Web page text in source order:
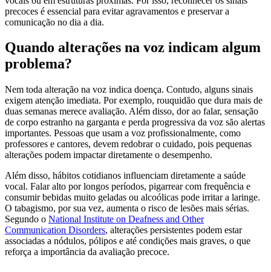
precoces é essencial para evitar agravamentos e preservar a
comunicação no dia a dia.
Quando alterações na voz indicam algum
problema?
Nem toda alteração na voz indica doença. Contudo, alguns sinais
exigem atenção imediata. Por exemplo, rouquidão que dura mais de
duas semanas merece avaliação. Além disso, dor ao falar, sensação
de corpo estranho na garganta e perda progressiva da voz são alertas
importantes. Pessoas que usam a voz profissionalmente, como
professores e cantores, devem redobrar o cuidado, pois pequenas
alterações podem impactar diretamente o desempenho.
Além disso, hábitos cotidianos influenciam diretamente a saúde
vocal. Falar alto por longos períodos, pigarrear com frequência e
consumir bebidas muito geladas ou alcoólicas pode irritar a laringe.
O tabagismo, por sua vez, aumenta o risco de lesões mais sérias.
Segundo o National Institute on Deafness and Other
Communication Disorders, alterações persistentes podem estar
associadas a nódulos, pólipos e até condições mais graves, o que
reforça a importância da avaliação precoce.